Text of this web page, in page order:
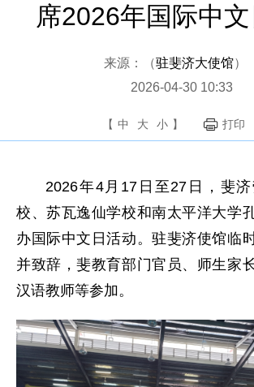
席2026年国际中
来源：（驻斐济大使馆）
2026-04-30 10:33
【 中 大 小 】 打印
2026年4月17日至27日，斐
校、苏瓦逸仙学校和南太平洋大学
办国际中文日活动。驻斐济使馆临
并致辞，斐教育部门官员、师生家
汉语教师等参加。